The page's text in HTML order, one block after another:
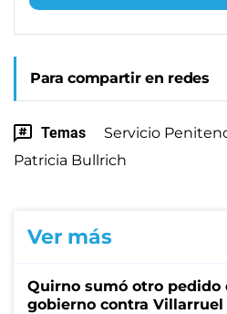
Para compartir en redes
Temas Servicio
Patricia Bullrich
Ver más
Quirno sumó otro pedido
gobierno contra Villarruel